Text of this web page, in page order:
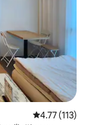
Calificación
4.77 (113)